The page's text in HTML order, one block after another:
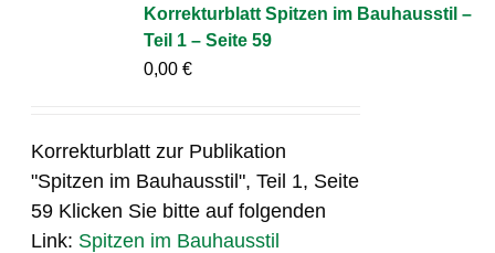
Korrekturblatt Spitzen im Bauhausstil –
Teil 1 – Seite 59
0,00€
Korrekturblatt zur Publikation
"Spitzen im Bauhausstil", Teil 1, Seite
59 Klicken Sie bitte auf folgenden
Link: Spitzen im Bauhausstil